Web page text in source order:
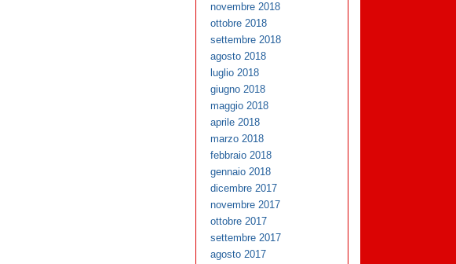
novembre 2018
ottobre 2018
settembre 2018
agosto 2018
luglio 2018
giugno 2018
maggio 2018
aprile 2018
marzo 2018
febbraio 2018
gennaio 2018
dicembre 2017
novembre 2017
ottobre 2017
settembre 2017
agosto 2017